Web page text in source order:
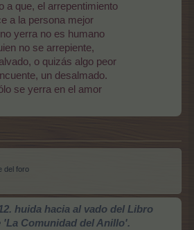
a que, el arrepentimiento
a la persona mejor
yerra no es humano
no se arrepiente,
o quizás algo peor
un desalmado.
se yerra en el amor
del foro
huida hacia al vado del Libro
'La Comunidad del Anillo'.